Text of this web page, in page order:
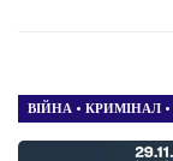
ВІЙНА • КРИМІНАЛ •